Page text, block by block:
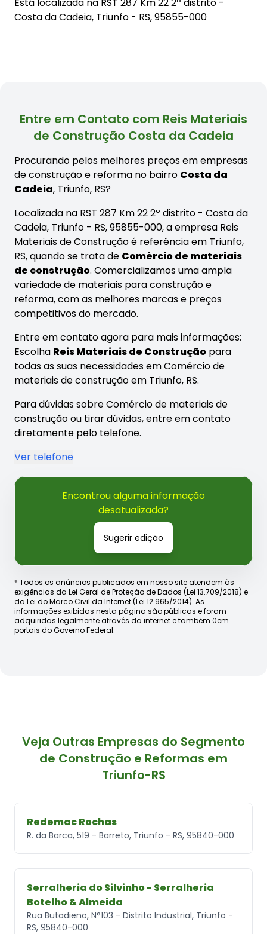
Costa da Cadeia, Triunfo - RS, 95855-000
Entre em Contato com Reis Materiais
de Construção Costa da Cadeia
Procurando pelos melhores preços em empresas
de construção e reforma no bairro Costa da
Cadeia, Triunfo, RS?
Localizada na RST 287 Km 22 2º distrito - Costa da
Cadeia, Triunfo - RS, 95855-000, a empresa Reis
Materiais de Construção é referência em Triunfo,
RS, quando se trata de Comércio de materiais
de construção. Comercializamos uma ampla
variedade de materiais para construção e
reforma, com as melhores marcas e preços
competitivos do mercado.
Entre em contato agora para mais informações:
Escolha Reis Materiais de Construção para
todas as suas necessidades em Comércio de
materiais de construção em Triunfo, RS.
Para dúvidas sobre Comércio de materiais de
construção ou tirar dúvidas, entre em contato
diretamente pelo telefone.
Ver telefone
Encontrou alguma informação
desatualizada?
Sugerir edição
* Todos os anúncios publicados em nosso site atendem às
exigências da Lei Geral de Proteção de Dados (Lei 13.709/2018) e
da Lei do Marco Civil da Internet (Lei 12.965/2014). As
informações exibidas nesta página são públicas e foram
adquiridas legalmente através da internet e também 0em
portais do Governo Federal.
Veja Outras Empresas do Segmento
de Construção e Reformas em
Triunfo-RS
Redemac Rochas
R. da Barca, 519 - Barreto, Triunfo - RS, 95840-000
Serralheria do Silvinho - Serralheria
Botelho & Almeida
Rua Butadieno, N°103 - Distrito Industrial, Triunfo -
RS, 95840-000